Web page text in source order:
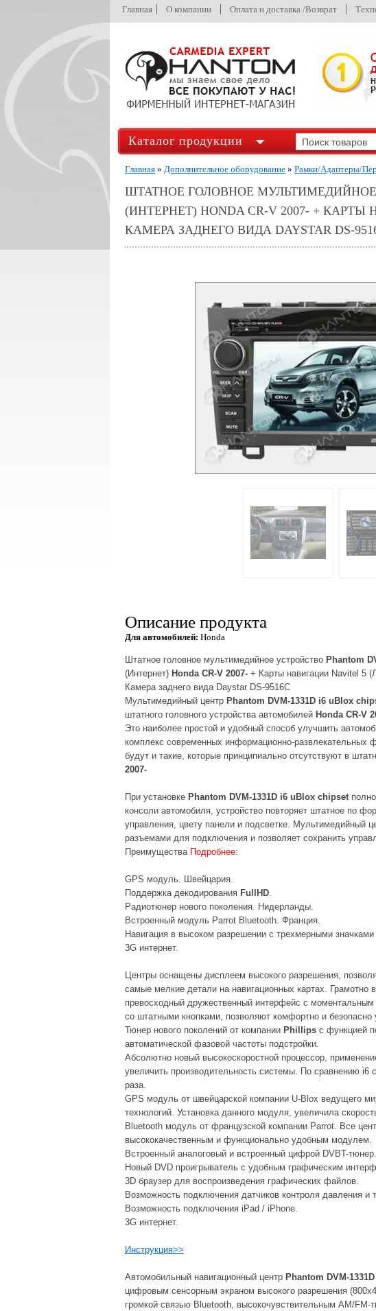
Главная О компании Оплата и доставка /Возврат
Каталог продукции
Главная » Дополнительное оборудование » Рамки/Адаптеры/
ШТАТНОЕ ГОЛОВНОЕ МУЛЬТИМЕДИЙНОЕ
(ИНТЕРНЕТ) HONDA CR-V 2007- +
КАМЕРА ЗАДНЕГО ВИДА DAYSTAR DS-
Описание продукта
Для автомобилей: Honda
Штатное головное мультимедийное устройство Phantom
(Интернет) Honda CR-V 2007- + Карты навигации Navitel 5
Камера заднего вида Daystar DS-9516C
Мультимедийный центр Phantom DVM-1331D i6 uBlox
штатного головного устройства автомобилей Honda CR-V
Это наиболее простой и удобный способ улучшить
комплекс современных информационно-развлекательных
будут и такие, которые принципиально отсутствуют в
2007-
При установке Phantom DVM-1331D i6 uBlox chipset
консоли автомобиля, устройство повторяет штатное по
управления, цвету панели и подсветке. Мультимедийный
разъемами для подключения и позволяет сохранить
Преимущества Подробнее:
GPS модуль. Швейцария.
Поддержка декодирования FullHD.
Радиотюнер нового поколения. Нидерланды.
Встроенный модуль Parrot Bluetooth. Франция.
Навигация в высоком разрешении с трехмерными значками
3G интернет.
Центры оснащены дисплеем высокого разрешения,
самые мелкие детали на навигационных картах. Грамотно
превосходный дружественный интерфейс с
со штатными кнопками, позволяют комфортно и безопасно
Тюнер нового поколений от компании Phillips с функцией
автоматической фазовой частоты подстройки.
Абсолютно новый высокоскоростной процессор,
увеличить производительность системы. По сравнению i6
раза.
GPS модуль от швейцарской компании U-Blox ведущего
технологий. Установка данного модуля, увеличила
Bluetooth модуль от французской компании Parrot. Все
высококачественным и функционально удобным модулем.
Встроенный аналоговый и встроенный цифрой DVBT-
Новый DVD проигрыватель с удобным графическим
3D браузер для воспроизведения графических файлов.
Возможность подключения датчиков контроля давления и
Возможность подключения iPad / iPhone.
3G интернет.
Инструкция>>
Автомобильный навигационный центр Phantom DVM-
цифровым сенсорным экраном высокого разрешения
громкой связью Bluetooth, высокочувствительным AM/FM-